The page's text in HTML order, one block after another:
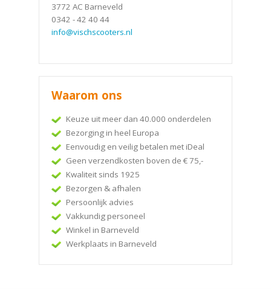
3772 AC Barneveld
0342 - 42 40 44
info@vischscooters.nl
Waarom ons
Keuze uit meer dan 40.000 onderdelen
Bezorging in heel Europa
Eenvoudig en veilig betalen met iDeal
Geen verzendkosten boven de € 75,-
Kwaliteit sinds 1925
Bezorgen & afhalen
Persoonlijk advies
Vakkundig personeel
Winkel in Barneveld
Werkplaats in Barneveld